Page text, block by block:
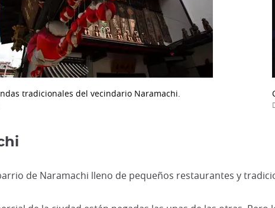
tradicionales del vecindario Naramachi.
de Naramachi lleno de pequeños restaurantes y